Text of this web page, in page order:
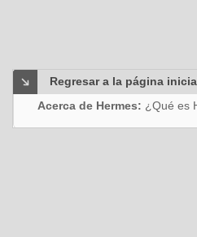
Regresar a la página
Acerca de Hermes: ¿Qué es